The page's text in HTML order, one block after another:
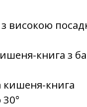
високою
книга з
кишеня-книга